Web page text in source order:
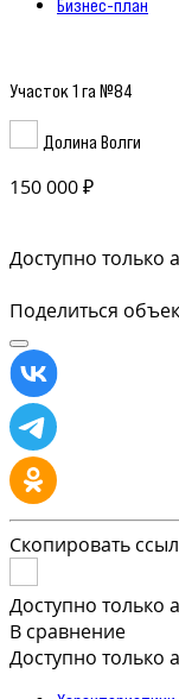
Бизнес-план
Участок 1 га №84
Долина Волги
150 000 ₽
Доступно только
Поделиться
Скопировать
Доступно только
В сравнение
Доступно только